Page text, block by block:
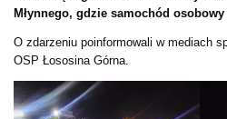
Młynnego, gdzie samochód osobowy
O zdarzeniu poinformowali w mediach
OSP Łososina Górna.